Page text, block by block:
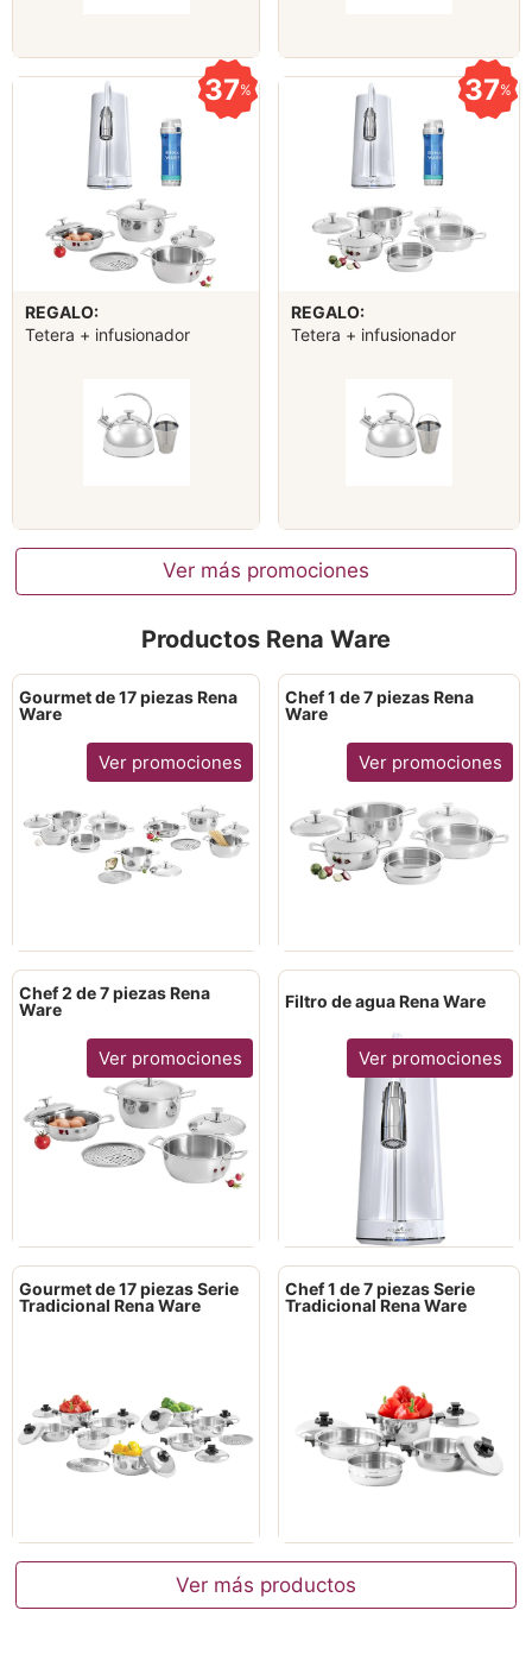
37%
REGALO:
Tetera + infusionador
37%
REGALO:
Tetera + infusionador
Ver más promociones
Productos Rena Ware
Gourmet de 17 piezas Rena
Ware
Ver promociones
Chef 1 de 7 piezas Rena
Ware
Ver promociones
Chef 2 de 7 piezas Rena
Ware
Ver promociones
Filtro de agua Rena Ware
Ver promociones
Gourmet de 17 piezas Serie
Tradicional Rena Ware
Chef 1 de 7 piezas Serie
Tradicional Rena Ware
Ver más productos